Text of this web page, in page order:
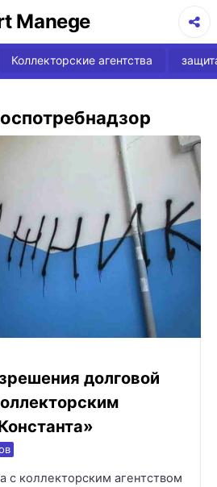
Manege
Коллекторские агентства
долговой
с коллекторским агентством